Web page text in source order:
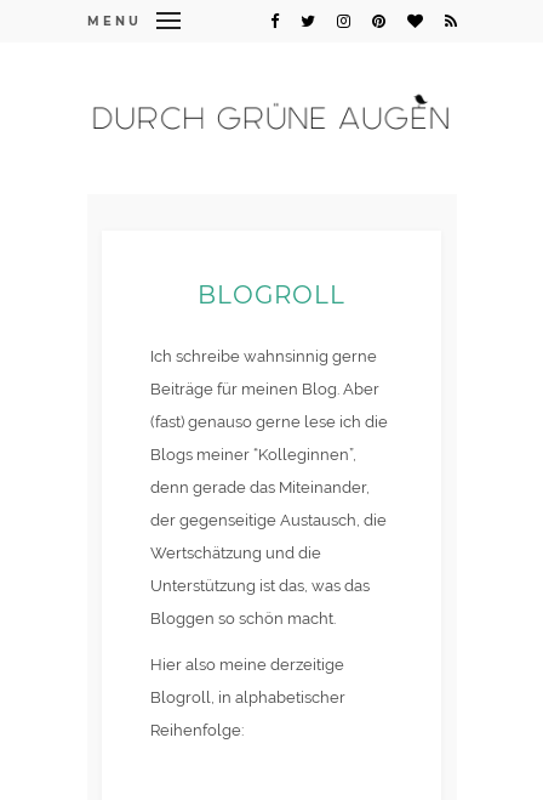
MENU
BLOGROLL
Ich schreibe wahnsinnig gerne
Beiträge für meinen Blog. Aber
(fast) genauso gerne lese ich die
Blogs meiner “Kolleginnen”,
denn gerade das Miteinander,
der gegenseitige Austausch, die
Wertschätzung und die
Unterstützung ist das, was das
Bloggen so schön macht.
Hier also meine derzeitige
Blogroll, in alphabetischer
Reihenfolge: